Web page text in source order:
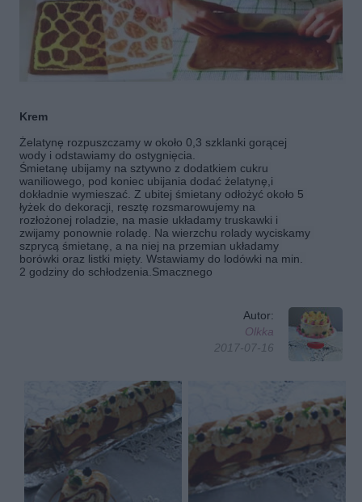
Krem
Żelatynę rozpuszczamy w około 0,3 szklanki gorącej
wody i odstawiamy do ostygnięcia.
Śmietanę ubijamy na sztywno z dodatkiem cukru
waniliowego, pod koniec ubijania dodać żelatynę,i
dokładnie wymieszać. Z ubitej śmietany odłożyć około 5
łyżek do dekoracji, resztę rozsmarowujemy na
rozłożonej roladzie, na masie układamy truskawki i
zwijamy ponownie roladę. Na wierzchu rolady wyciskamy
szprycą śmietanę, a na niej na przemian układamy
borówki oraz listki mięty. Wstawiamy do lodówki na min.
2 godziny do schłodzenia. Smacznego
Autor:
Olkka
2017-07-16